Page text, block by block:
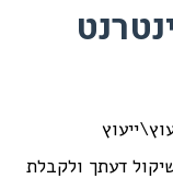
דעתך ולקבלת